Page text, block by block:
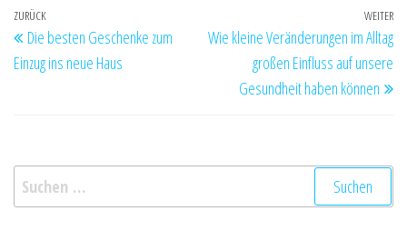
braucht, als Sie
denken
Beitragsnavigation
Vorheriger
Beitrag
ZURÜCK
Die besten Geschenke zum
Einzug ins neue Haus
WEITER
Wie kleine Veränderungen im Alltag
großen Einfluss auf unsere
Gesundheit haben können
Suchen
nach: